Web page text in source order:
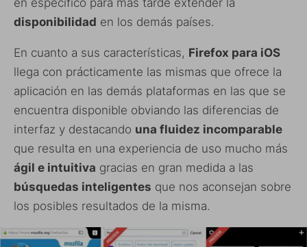
en específico para más tarde extender la
disponibilidad en los demás países.
En cuanto a sus características, Firefox para iOS
llega con prácticamente las mismas que ofrece la
aplicación en las demás plataformas en las que se
encuentra disponible obviando las diferencias de
interfaz y destacando una fluidez incomparable
que resulta en una experiencia de uso mucho más
ágil e intuitiva gracias en gran medida a las
búsquedas inteligentes que nos aconsejan sobre
los posibles resultados de la misma.